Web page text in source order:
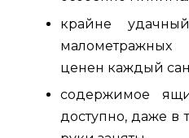
крайне
ценен каждый
содержимое
доступно, даже в